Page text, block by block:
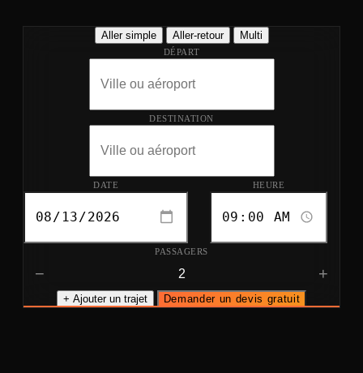
Aller simple Aller-retour Multi
DÉPART
DESTINATION
DATE HEURE
PASSAGERS
− +
+ Ajouter un trajet Demander un devis gratuit